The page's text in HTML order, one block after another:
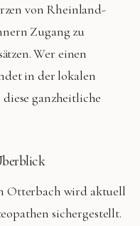
von Rheinland-
Zugang zu
Wer einen
in der lokalen
ganzheitliche
Otterbach wird aktuell
sichergestellt.